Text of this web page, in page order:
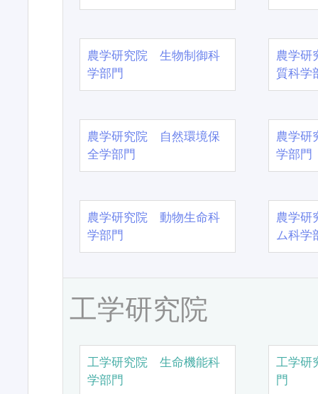
農学研究院 生物制御科
学部門
農学
質科学
農学研究院 自然環境保
全学部門
農学
学部門
農学研究院 動物生命科
学部門
農学
ム科学
工学研究院
工学研究院 生命機能科
学部門
工学研
門